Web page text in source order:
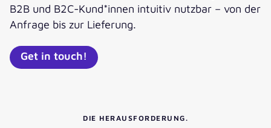
B2B und B2C-Kund*innen intuitiv nutzbar – von der
Anfrage bis zur Lieferung.
Get in touch!
DIE HERAUSFORDERUNG.